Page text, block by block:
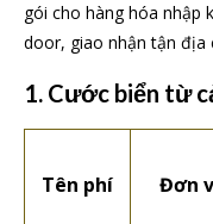
gói cho hàng hóa nhập
door, giao nhận tận địa
1. Cước biển từ
Tên phí Đơn